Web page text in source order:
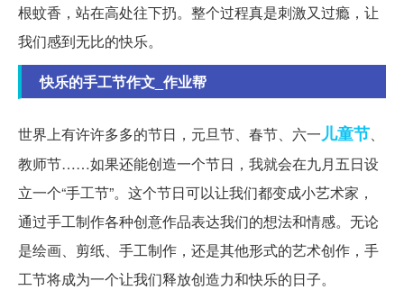
根蚊香，站在高处往下扔。整个过程真是刺激又过瘾，让
我们感到无比的快乐。
快乐的手工节作文_作业帮
世界上有许许多多的节日，元旦节、春节、六一儿童节、
教师节……如果还能创造一个节日，我就会在九月五日设
立一个“手工节”。这个节日可以让我们都变成小艺术家，
通过手工制作各种创意作品表达我们的想法和情感。无论
是绘画、剪纸、手工制作，还是其他形式的艺术创作，手
工节将成为一个让我们释放创造力和快乐的日子。